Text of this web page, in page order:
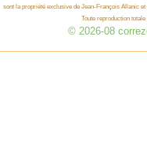
sont la propriété exclusive de Jean-François Allanic
Toute reproduction
© 2026-08